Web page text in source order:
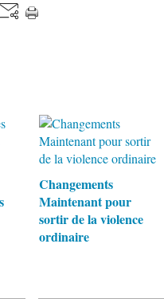
Changements
Maintenant pour
sortir de la violence
ordinaire